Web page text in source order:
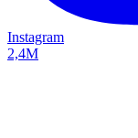
Instagram
2,4M